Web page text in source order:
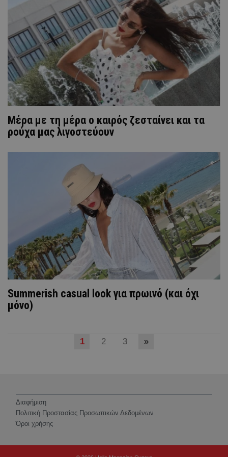
Μέρα με τη μέρα ο καιρός ζεσταίνει και τα
ρούχα μας λιγοστεύουν
Summerish casual look για πρωινό (και όχι
μόνο)
1 2 3 »
Διαφήμιση
Πολιτική Προστασίας Προσωπικών Δεδομένων
Όροι χρήσης